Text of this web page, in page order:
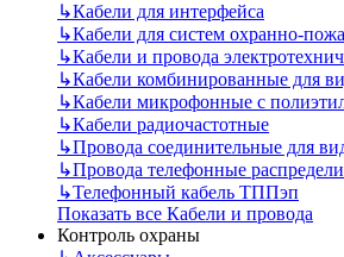
↳Кабели для интерфейса
↳Кабели для систем охранно-
↳Кабели и провода
↳Кабели комбинированные для
↳Кабели микрофонные с
↳Кабели радиочастотные
↳Провода соединительные для
↳Провода телефонные
↳Телефонный кабель ТППэп
Показать все Кабели и провода
Контроль охраны